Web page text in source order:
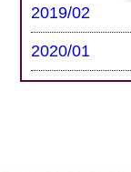
2019/02
2020/01